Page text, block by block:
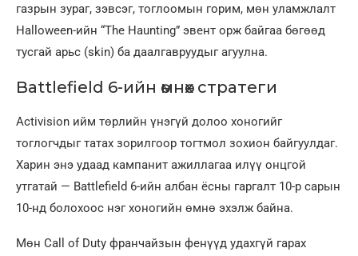
газрын зураг, зэвсэг, тоглоомын горим, мөн уламжлалт
Halloween-ийн “The Haunting” эвент орж байгаа бөгөөд
тусгай арьс (skin) ба даалгавруудыг агуулна.
Battlefield 6-ийн өмнөх стратеги
Activision ийм төрлийн үнэгүй долоо хоногийг
тоглогчдыг татах зорилгоор тогтмол зохион байгуулдаг.
Харин энэ удаад кампанит ажиллагаа илүү онцгой
утгатай — Battlefield 6-ийн албан ёсны гаргалт 10-р сарын
10-нд болохоос нэг хоногийн өмнө эхэлж байна.
Мөн Call of Duty франчайзын фенүүд удахгүй гарах